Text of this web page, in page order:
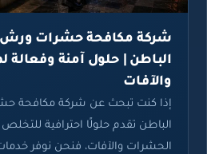
شركة مكافحة حشرات ورش
الباطن | حلول آمنة وفعالة
والآفات
إذا كنت تبحث عن شركة مكافحة
الباطن تقدم حلولًا احترافية للتخلص من
الحشرات والآفات، فنحن نوفر خدمات